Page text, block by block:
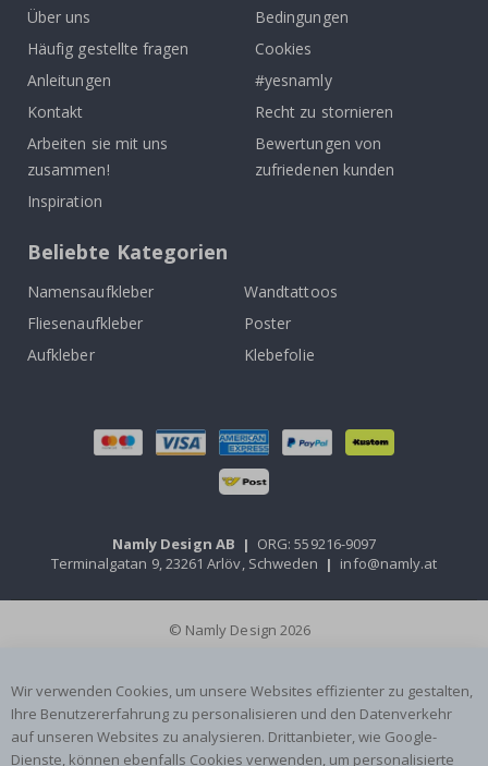
Über uns
Häufig gestellte fragen
Anleitungen
Kontakt
Arbeiten sie mit uns
zusammen!
Inspiration
Bedingungen
Cookies
#yesnamly
Recht zu stornieren
Bewertungen von
zufriedenen kunden
Beliebte Kategorien
Namensaufkleber
Wandtattoos
Fliesenaufkleber
Poster
Aufkleber
Klebefolie
Namly Design AB | ORG: 559216-9097
Terminalgatan 9, 23261 Arlöv, Schweden | info@namly.at
© Namly Design 2026
Wir verwenden Cookies, um unsere Websites effizienter zu gestalten,
Ihre Benutzererfahrung zu personalisieren und den Datenverkehr
auf unseren Websites zu analysieren. Drittanbieter, wie Google-
Dienste, können ebenfalls Cookies verwenden, um personalisierte